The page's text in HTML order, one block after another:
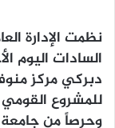
نظمت الإدارة
السادات اليوم
دبركي مركز
للمشروع القومي
وحرصاً من جامعة